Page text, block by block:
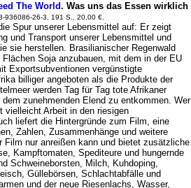
The World. Was uns das Essen wirklich
936086-26-3, 191 S., 20,00 €.
Spur unserer Lebensmittel auf: Er zeigt
und Transport unserer Lebensmittel und
sie herstellen. Brasilianischer Regenwald
Soja anzubauen, mit dem in der EU
Exportsubventionen vergünstigte
billiger angeboten als die Produkte der
werden Tag für Tag tote Afrikaner
zunehmenden Elend zu entkommen. Wer
vielleicht Arbeit in den riesigen
liefert die Hintergründe zum Film, eine
Zahlen, Zusammenhänge und weitere
nur anreißen kann und bietet zusätzliche
Kampftomaten, Spediteure und hungernde
Schweineborsten, Milch, Kuhdoping,
Güllebörsen, Schlachtabfälle und
und der neue Riesenlachs, Wasser,